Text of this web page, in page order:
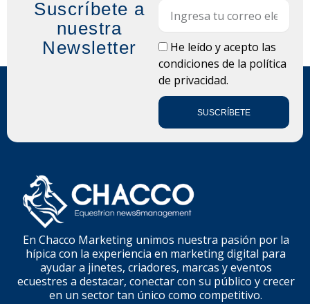
Suscríbete a
nuestra
Newsletter
LOPDHe leído y acepto las
condiciones de la política
de privacidad.
SUSCRÍBETE
En Chacco Marketing unimos nuestra pasión por la
hípica con la experiencia en marketing digital para
ayudar a jinetes, criadores, marcas y eventos
ecuestres a destacar, conectar con su público y crecer
en un sector tan único como competitivo.